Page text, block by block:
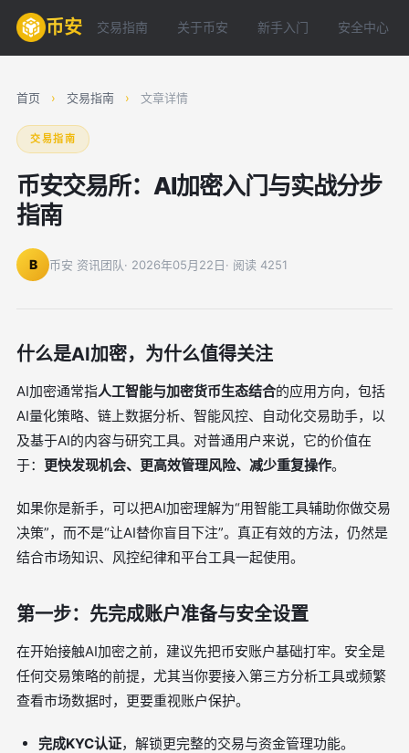
币安 交易指南 关于币安 新手入门 安全中心
首页 › 交易指南 › 文章详情
交易指南
币安交易所：AI加密入门与实战分步
指南
B 币安 资讯团队· 2026年05月22日· 阅读 4251
什么是AI加密，为什么值得关注
AI加密通常指人工智能与加密货币生态结合的应用方向，包括
AI量化策略、链上数据分析、智能风控、自动化交易助手，以
及基于AI的内容与研究工具。对普通用户来说，它的价值在
于： 更快发现机会、更高效管理风险、减少重复操作。
如果你是新手，可以把AI加密理解为“用智能工具辅助你做交易
决策”，而不是“让AI替你盲目下注”。真正有效的方法，仍然是
结合市场知识、风控纪律和平台工具一起使用。
第一步：先完成账户准备与安全设置
在开始接触AI加密之前，建议先把币安账户基础打牢。安全是
任何交易策略的前提，尤其当你要接入第三方分析工具或频繁
查看市场数据时，更要重视账户保护。
完成KYC认证，解锁更完整的交易与资金管理功能。